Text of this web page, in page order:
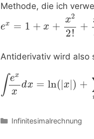
Methode, die ich
ex = 1 + x +
x2
2!
+
Antiderivativ wird also
∫ ex
x
dx = ln( |x ) +
Kategorien
Infinitesimalrechnung